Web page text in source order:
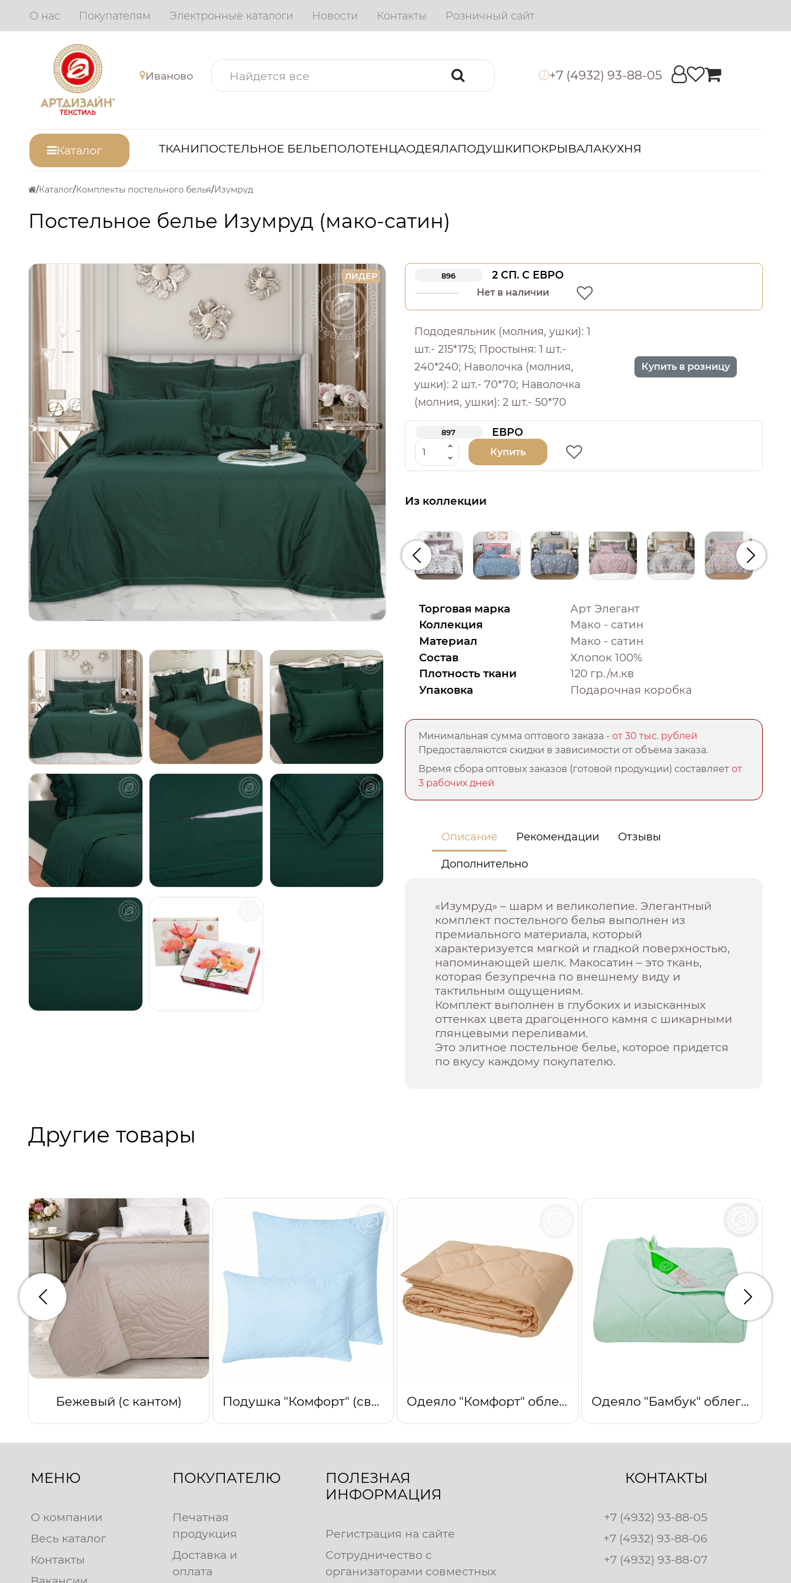
О нас Покупателям Электронные каталоги Новости Контакты Розничный сайт
Иваново i +7 (4932) 93-88-05
Каталог ТКАНИПОСТЕЛЬНОЕ БЕЛЬЕПОЛОТЕНЦАОДЕЯЛАПОДУШКИПОКРЫВАЛАКУХНЯ
Каталог Комплекты постельного белья Изумруд
Постельное белье Изумруд (мако-сатин)
ЛИДЕР 896 2 СП. С ЕВРО
Нет в наличии
Пододеяльник (молния, ушки): 1
шт.- 215*175; Простыня: 1 шт.-
240*240; Наволочка (молния,
ушки): 2 шт.- 70*70; Наволочка
(молния, ушки): 2 шт.- 50*70
Купить в розницу
897 ЕВРО
Купить
Из коллекции
Предыдущий
Торговая марка
Арт Элегант
Коллекция
Мако - сатин
Материал
Мако - сатин
Состав
Хлопок 100%
Плотность ткани
120 гр./м.кв
Упаковка
Подарочная коробка
Минимальная сумма оптового заказа -от 30 тыс. рублей
Предоставляются скидки в зависимости от объема заказа.
Время сбора оптовых заказов (готовой продукции) составляетот
3 рабочих дней
Описание Рекомендации Отзывы
Дополнительно
«Изумруд» – шарм и великолепие. Элегантный
комплект постельного белья выполнен из
премиального материала, который
характеризуется мягкой и гладкой поверхностью,
напоминающей шелк. Макосатин – это ткань,
которая безупречна по внешнему виду и
тактильным ощущениям.
Комплект выполнен в глубоких и изысканных
оттенках цвета драгоценного камня с шикарными
глянцевыми переливами.
Это элитное постельное белье, которое придется
по вкусу каждому покупателю.
Другие товары
Бежевый (с кантом) Подушка "Комфорт" (светло-голубой) Одеяло "Комфорт" облегченное (бежевый) Одеяло "Бамбук" облегченное
Предыдущий
МЕНЮ
О компании
Весь каталог
Контакты
ПОКУПАТЕЛЮ
Печатная
продукция
Доставка и
оплата
ПОЛЕЗНАЯ
ИНФОРМАЦИЯ
Регистрация на сайте
Сотрудничество с
организаторами совместных
КОНТАКТЫ
+7 (4932) 93-88-05
+7 (4932) 93-88-06
+7 (4932) 93-88-07